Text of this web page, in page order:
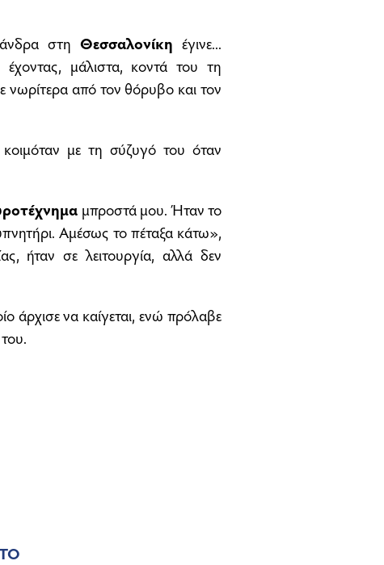
στη Θεσσαλονίκη έγινε...
έχοντας, μάλιστα, κοντά του τη
νωρίτερα από τον θόρυβο και τον
με τη σύζυγό του όταν
μπροστά μου. Ήταν το
Αμέσως το πέταξα κάτω»,
ήταν σε λειτουργία, αλλά δεν
άρχισε να καίγεται, ενώ πρόλαβε